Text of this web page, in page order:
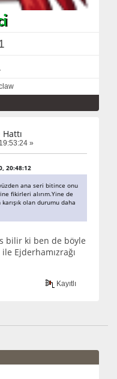
»
20:48:12
ana seri bitince onu
fikirleri alırım.Yine de
olan durumu daha
bilir ki ben de böyle
Ejderhamızrağı
Kayıtlı